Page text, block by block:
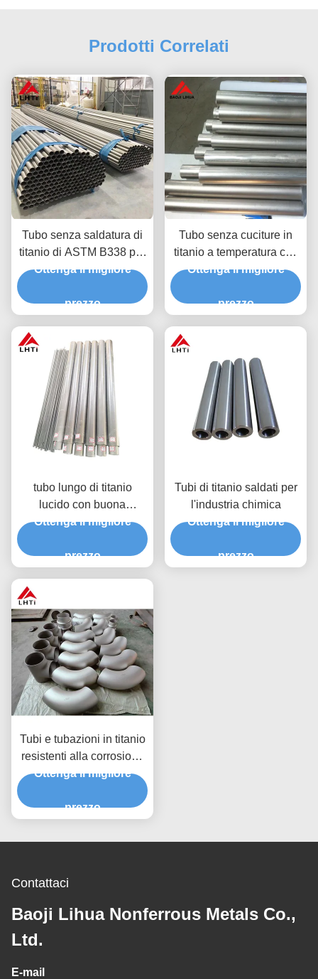
Prodotti Correlati
Tubo senza saldatura di
titanio di ASTM B338 per
il condensatore 19mm
calore
Ottenga il migliore
prezzo
Tubo senza cuciture in
titanio a temperatura con
eccellente resistenza alla
GR3 GR4 GR5 GR7 GR9
Ottenga il migliore
prezzo
tubo lungo di titanio
lucido con buona
resistenza al calore
1000Mpa resistenza alla
Ottenga il migliore
prezzo
Tubi di titanio saldati per
l'industria chimica
Ottenga il migliore
prezzo
Tubi e tubazioni in titanio
resistenti alla corrosione
di grado 2 per
scambiatori di calore
Ottenga il migliore
prezzo
Contattaci
Baoji Lihua Nonferrous Metals Co.,
Ltd.
E-mail